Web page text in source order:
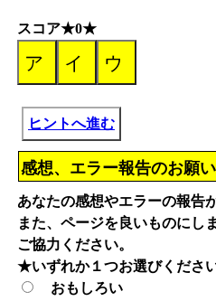
スコア★0★
ヒントへ進む
感想、エラー報告のお願い
あなたの感想やエラーの報告
また、ページを良いものにし
ご協力ください。
★いずれか１つお選びください
おもしろい